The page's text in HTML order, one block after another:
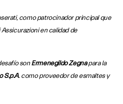
, como patrocinador principal que
Assicurazionien calidad de
sonErmenegildoZegna para la
S.p.A.como proveedor de esmaltes y